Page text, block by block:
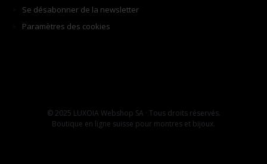
Se désabonner de la newsletter
Paramètres des cookies
© 2025 LUXOIA Webshop SA · Tous droits réservés.
Boutique en ligne suisse pour montres et bijoux.